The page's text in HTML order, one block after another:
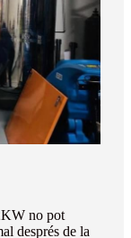
no pot
després de la